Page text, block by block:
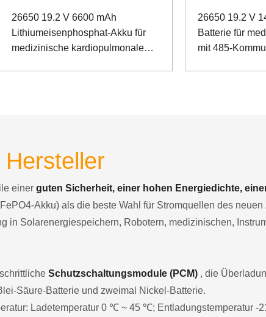
26650 19.2 V 6600 mAh
Lithiumeisenphosphat-Akku für
medizinische kardiopulmonale
26650 19.2 V
Batterie für
mit 485-
einer guten Sicherheit, einer hohen Energiedichte,
Akku) als die beste Wahl für Stromquellen des
in Solarenergiespeichern, Robotern, medizinischen,
Schutzschaltungsmodule (PCM) , die
Säure-Batterie und zweimal Nickel-Batterie.
Ladetemperatur 0 ℃ ~ 45 ℃; Entladungstemperatur